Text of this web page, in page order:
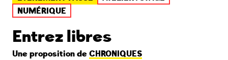
NUMÉRIQUE
Entrez libres
Une proposition de CHRONIQUES